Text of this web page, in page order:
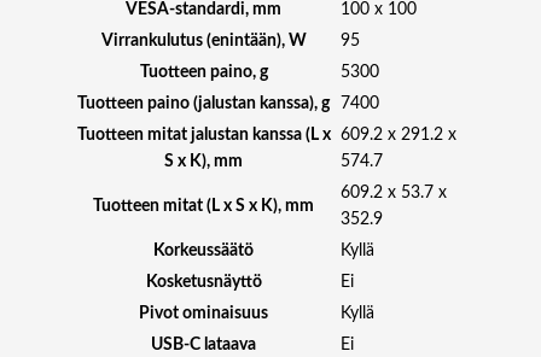
M
T
VESA-standardi, mm
100 x 100
Virrankulutus (enintään), W
95
Tuotteen paino, g
5300
Tuotteen paino (jalustan kanssa), g
7400
Tuotteen mitat jalustan kanssa (L x
S x K), mm
609.2 x 291.2 x
574.7
Tuotteen mitat (L x S x K), mm
609.2 x 53.7 x
352.9
Korkeussäätö
Kyllä
Kosketusnäyttö
Ei
Pivot ominaisuus
Kyllä
USB-C lataava
Ei